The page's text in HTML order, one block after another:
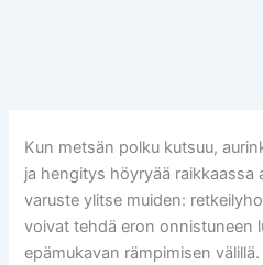
Kun metsän polku kutsuu,
ja hengitys höyryää raikkaassa
varuste ylitse muiden:
voivat tehdä eron onnistuneen
epämukavan rämpimisen